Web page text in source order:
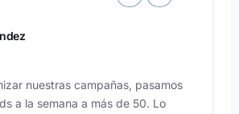
nuestras campañas, pasamos
a la semana a más de 50. Lo